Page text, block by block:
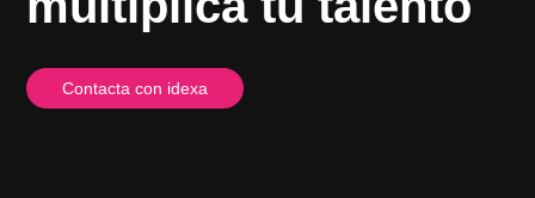
Contacta con idexa